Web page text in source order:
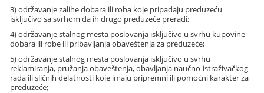
3) održavanje zalihe dobara ili roba koje pripadaju preduzeću
isključivo sa svrhom da ih drugo preduzeće preradi;
4) održavanje stalnog mesta poslovanja isključivo u svrhu kupovine
dobara ili robe ili pribavljanja obaveštenja za preduzeće;
5) održavanje stalnog mesta poslovanja isključivo u svrhu
reklamiranja, pružanja obaveštenja, obavljanja naučno-istraživačkog
rada ili sličnih delatnosti koje imaju pripremni ili pomoćni karakter za
preduzeće;